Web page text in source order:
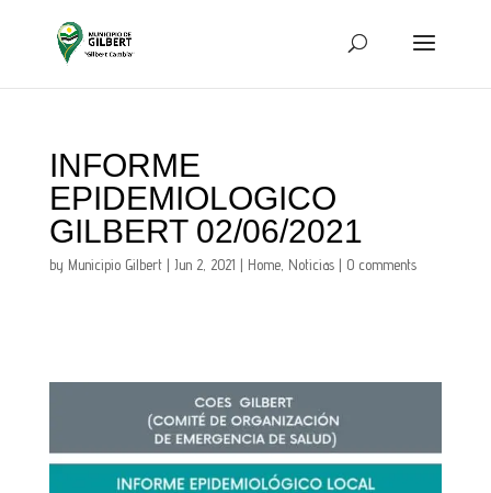
INFORME
EPIDEMIOLOGICO
GILBERT 02/06/2021
by Municipio Gilbert| Jun 2, 2021 | Home, Noticias| 0 comments